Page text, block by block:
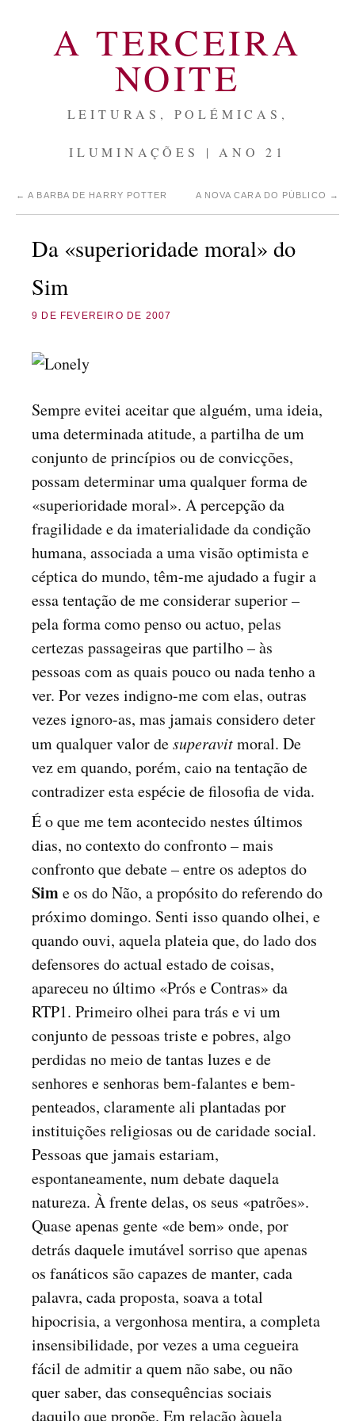
A TERCEIRA
NOITE
LEITURAS, POLÉMICAS,
ILUMINAÇÕES | ANO 21
← A BARBA DE HARRY POTTER A NOVA CARA DO PÚBLICO →
Da «superioridade moral» do
Sim
9 DE FEVEREIRO DE 2007
Sempre evitei aceitar que alguém, uma ideia,
uma determinada atitude, a partilha de um
conjunto de princípios ou de convicções,
possam determinar uma qualquer forma de
«superioridade moral». A percepção da
fragilidade e da imaterialidade da condição
humana, associada a uma visão optimista e
céptica do mundo, têm-me ajudado a fugir a
essa tentação de me considerar superior –
pela forma como penso ou actuo, pelas
certezas passageiras que partilho – às
pessoas com as quais pouco ou nada tenho a
ver. Por vezes indigno-me com elas, outras
vezes ignoro-as, mas jamais considero deter
um qualquer valor desuperavitmoral. De
vez em quando, porém, caio na tentação de
contradizer esta espécie de filosofia de vida.
É o que me tem acontecido nestes últimos
dias, no contexto do confronto – mais
confronto que debate – entre os adeptos do
Sime os do Não, a propósito do referendo do
próximo domingo. Senti isso quando olhei, e
quando ouvi, aquela plateia que, do lado dos
defensores do actual estado de coisas,
apareceu no último «Prós e Contras» da
RTP1. Primeiro olhei para trás e vi um
conjunto de pessoas triste e pobres, algo
perdidas no meio de tantas luzes e de
senhores e senhoras bem-falantes e bem-
penteados, claramente ali plantadas por
instituições religiosas ou de caridade social.
Pessoas que jamais estariam,
espontaneamente, num debate daquela
natureza. À frente delas, os seus «patrões».
Quase apenas gente «de bem» onde, por
detrás daquele imutável sorriso que apenas
os fanáticos são capazes de manter, cada
palavra, cada proposta, soava a total
hipocrisia, a vergonhosa mentira, a completa
insensibilidade, por vezes a uma cegueira
fácil de admitir a quem não sabe, ou não
quer saber, das consequências sociais
daquilo que propõe. Em relação àquela